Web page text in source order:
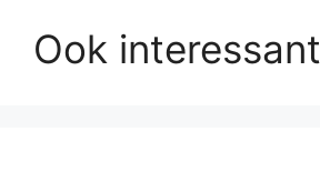
Ook interessant